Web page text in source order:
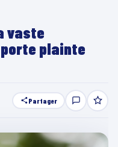
vaste
plainte
Partager